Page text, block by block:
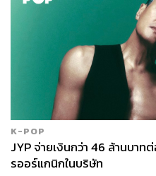
สัญญา จั
นักเขียนที่
ดื่ม รักกา
K-POP
JYP จ่ายเงินกว่า 46 ล้านบาท
รออร์แกนิกในบริษัท